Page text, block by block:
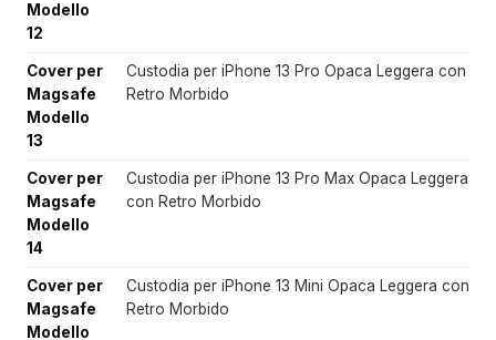
Modello
12
Cover per
Magsafe
Modello
13
Custodia per iPhone 13 Pro Opaca Leggera con
Retro Morbido
Cover per
Magsafe
Modello
14
Custodia per iPhone 13 Pro Max Opaca Leggera
con Retro Morbido
Cover per
Magsafe
Modello
Custodia per iPhone 13 Mini Opaca Leggera con
Retro Morbido